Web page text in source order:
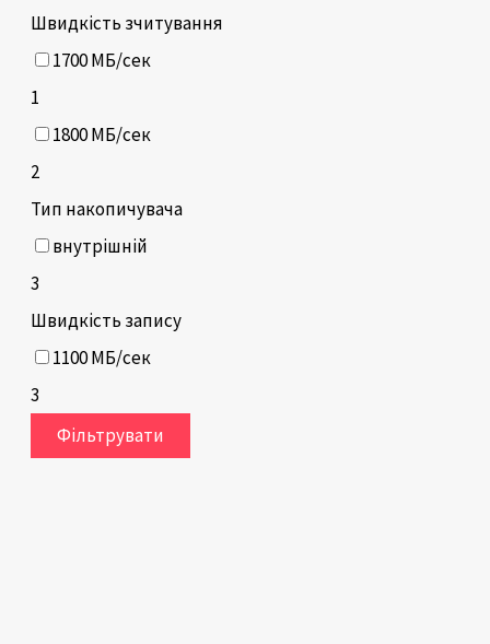
Швидкість зчитування
1700 МБ/сек
1
1800 МБ/сек
2
Тип накопичувача
внутрішній
3
Швидкість запису
1100 МБ/сек
3
Фільтрувати